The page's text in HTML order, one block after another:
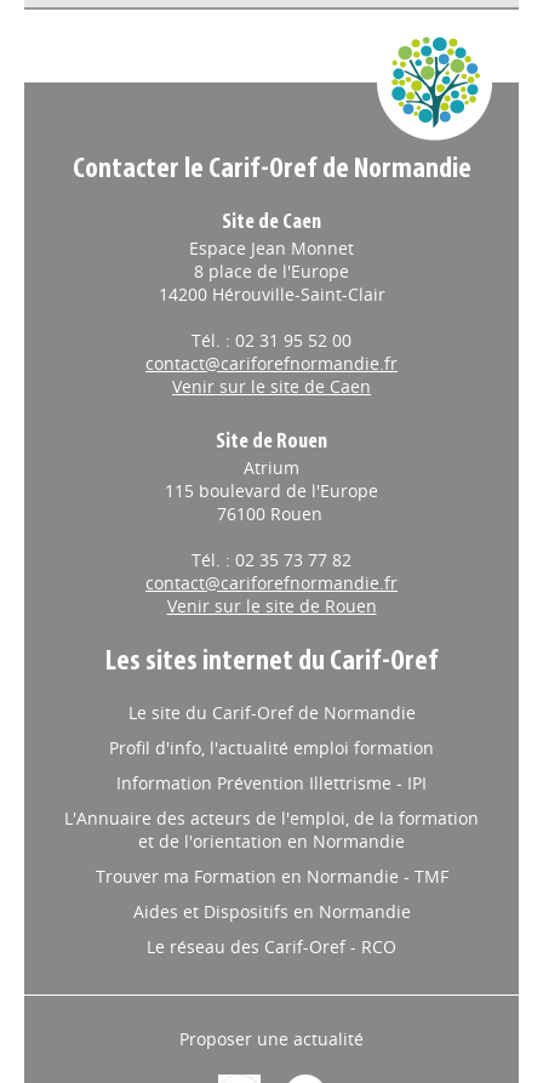
Contacter le Carif-Oref de Normandie
Site de Caen
Espace Jean Monnet
8 place de l'Europe
14200 Hérouville-Saint-Clair
Tél. : 02 31 95 52 00
contact@cariforefnormandie.fr
Venir sur le site de Caen
Site de Rouen
Atrium
115 boulevard de l'Europe
76100 Rouen
Tél. : 02 35 73 77 82
contact@cariforefnormandie.fr
Venir sur le site de Rouen
Les sites internet du Carif-Oref
Le site du Carif-Oref de Normandie
Profil d'info, l'actualité emploi formation
Information Prévention Illettrisme - IPI
L'Annuaire des acteurs de l'emploi, de la formation
et de l'orientation en Normandie
Trouver ma Formation en Normandie - TMF
Aides et Dispositifs en Normandie
Le réseau des Carif-Oref - RCO
Proposer une actualité